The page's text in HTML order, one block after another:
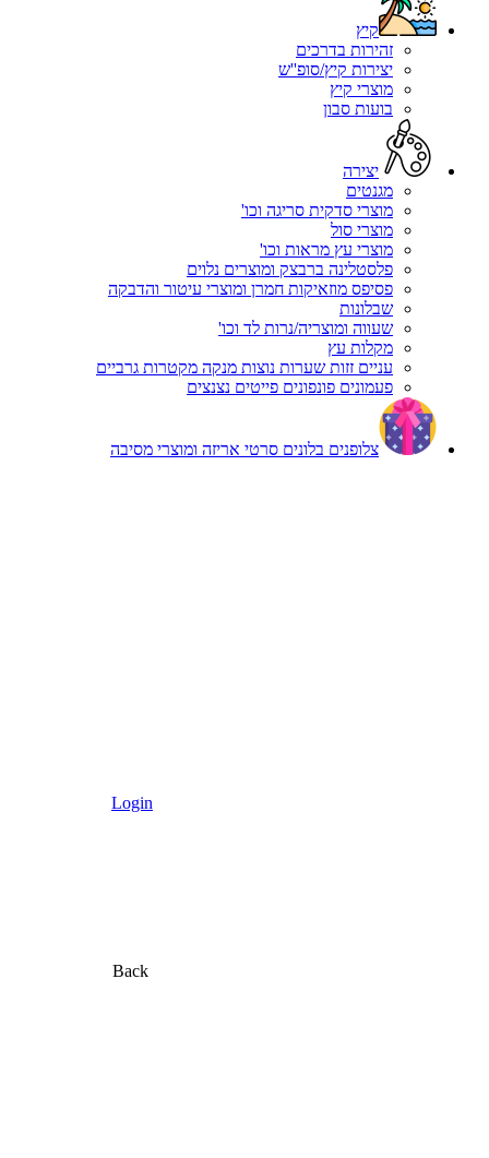
קיץ
זהירות בדרכים
יצירות קיץ/סופ''ש
מוצרי קיץ
בועות סבון
יצירה
מגנטים
מוצרי סדקית סריגה וכו'
מוצרי סול
מוצרי עץ מראות וכו'
פלסטלינה ברבצק ומוצרים נלוים
פסיפס מוזאיקות חמרן ומוצרי עיטור והדבקה
שבלונות
שעווה ומוצריה/נרות לד וכו'
מקלות עץ
עניים זזות שערות נוצות מנקה מקטרות גרביים
פעמונים פונפונים פייטים נצנצים
צלופנים בלונים סרטי אריזה ומוצרי מסיבה
Login